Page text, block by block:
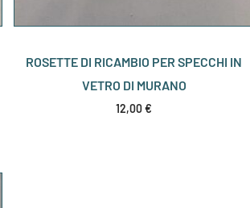
ROSETTE DI RICAMBIO PER SPECCHI IN
VETRO DI MURANO
12,00€